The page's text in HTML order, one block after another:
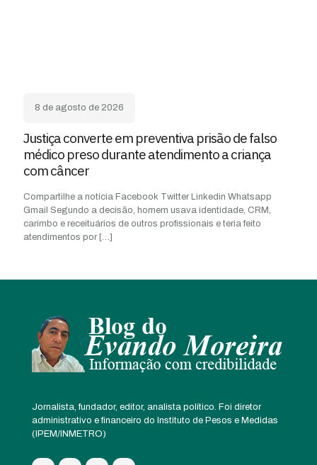
8 de agosto de 2026
Justiça converte em preventiva prisão de falso
médico preso durante atendimento a criança
com câncer
Compartilhe a notícia Facebook Twitter Linkedin Whatsapp
Gmail Segundo a decisão, homem usava identidade, CRM,
carimbo e receituários de outros profissionais e teria feito
atendimentos por […]
Jornalista, fundador, editor, analista político. Foi diretor
administrativo e financeiro do Instituto de Pesos e Medidas
(IPEM/INMETRO)